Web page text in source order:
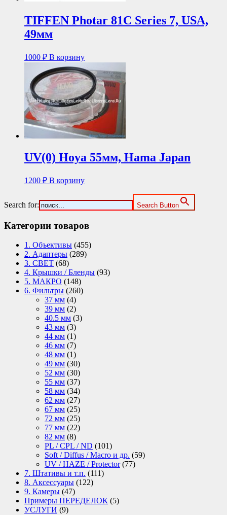
TIFFEN Photar 81C Series 7, USA,
49мм
1000 ₽ В корзину
UV(0) Hoya 55мм, Hama Japan
1200 ₽ В корзину
Search for: Search Button
Категории товаров
1. Объективы (455)
2. Адаптеры (289)
3. СВЕТ (68)
4. Крышки / Бленды (93)
5. МАКРО (148)
6. Фильтры (260)
37 мм (4)
39 мм (2)
40.5 мм (3)
43 мм (3)
44 мм (1)
46 мм (7)
48 мм (1)
49 мм (30)
52 мм (30)
55 мм (37)
58 мм (34)
62 мм (27)
67 мм (25)
72 мм (25)
77 мм (22)
82 мм (8)
PL / CPL / ND (101)
Soft / Diffus / Macro и др. (59)
UV / HAZE / Protector (77)
7. Штативы и т.п. (111)
8. Аксессуары (122)
9. Камеры (47)
Примеры ПЕРЕДЕЛОК (5)
УСЛУГИ (9)